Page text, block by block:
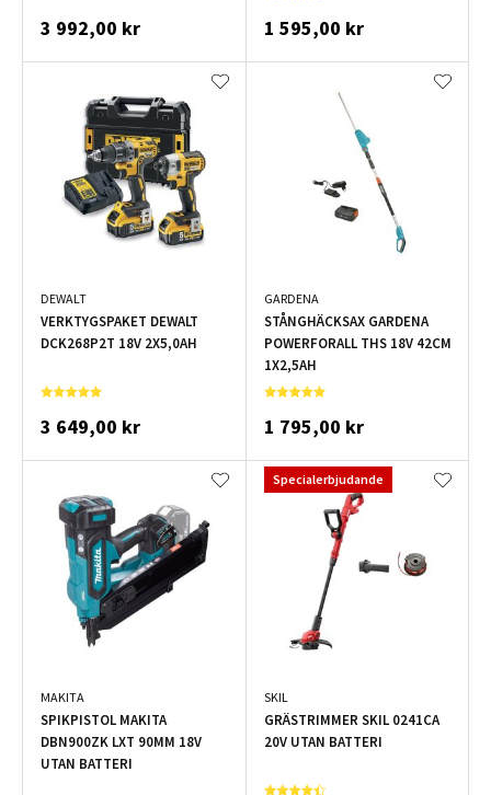
3 992,00 kr 1 595,00 kr
DEWALT
VERKTYGSPAKET DEWALT
DCK268P2T 18V 2X5,0AH
3 649,00 kr
GARDENA
STÅNGHÄCKSAX GARDENA
POWERFORALL THS 18V 42CM
1X2,5AH
1 795,00 kr
MAKITA
SPIKPISTOL MAKITA
DBN900ZK LXT 90MM 18V
UTAN BATTERI
Specialerbjudande
SKIL
GRÄSTRIMMER SKIL 0241CA
20V UTAN BATTERI